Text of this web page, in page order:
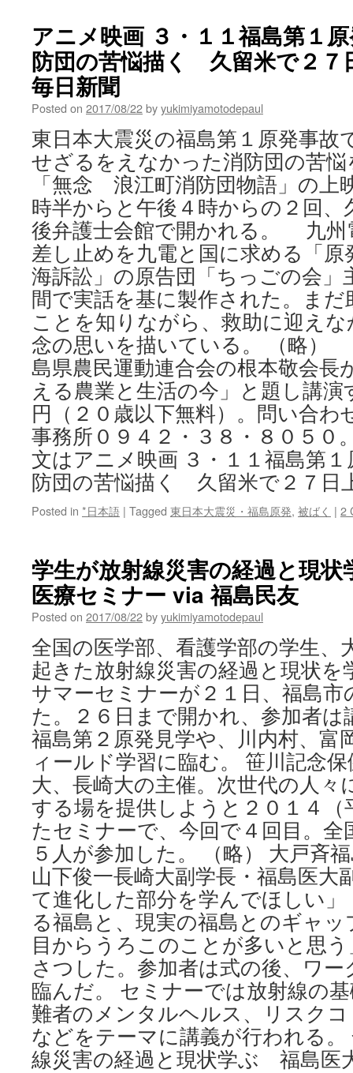
アニメ映画 ３・１１福島第１
防団の苦悩描く 久留米で２
毎日新聞
Posted on 2017/08/22byyukimiyamotodepaul
東日本大震災の福島第１原発事故
せざるをえなかった消防団の苦
「無念 浪江町消防団物語」の上
時半からと午後４時からの２回、
後弁護士会館で開かれる。 九州
差し止めを九電と国に求める「
海訴訟」の原告団「ちっごの会」
間で実話を基に製作された。ま
ことを知りながら、救助に迎え
念の思いを描いている。 （略）
島県農民運動連合会の根本敬会長
える農業と生活の今」と題し講
円（２０歳以下無料）。問い合わ
事務所０９４２・３８・８０５０
文はアニメ映画 ３・１１福島第
防団の苦悩描く 久留米で２７
Posted in *日本語 | Tagged 東日本大震災・福島原発, 被ばく | 2
学生が放射線災害の経過と現
医療セミナー via 福島民友
Posted on 2017/08/22byyukimiyamotodepaul
全国の医学部、看護学部の学生、
起きた放射線災害の経過と現状を
サマーセミナーが２１日、福島
た。２６日まで開かれ、参加者は
福島第２原発見学や、川内村、富
ィールド学習に臨む。 笹川記念
大、長崎大の主催。次世代の人々
する場を提供しようと２０１４（
たセミナーで、今回で４回目。全
５人が参加した。 （略） 大戸斉
山下俊一長崎大副学長・福島医大
て進化した部分を学んでほしい
る福島と、現実の福島とのギャ
目からうろこのことが多いと思
さつした。参加者は式の後、ワ
臨んだ。 セミナーでは放射線の
難者のメンタルヘルス、リスク
などをテーマに講義が行われる
線災害の経過と現状学ぶ 福島医